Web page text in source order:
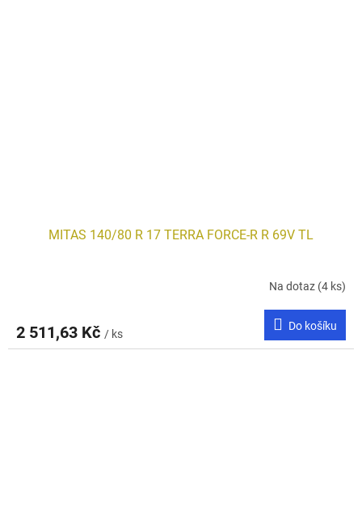
MITAS 140/80 R 17 TERRA FORCE-R R 69V TL
Na dotaz (4 ks)
2 511,63 Kč / ks
Do košíku